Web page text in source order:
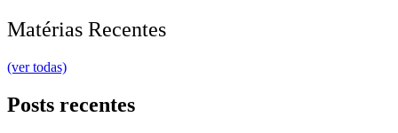
Matérias Recentes
(ver todas)
Posts recentes